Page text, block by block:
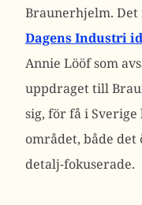
Braunerhjelm.
Dagens Industri
Annie Lööf som
uppdraget till
sig, för få i
området, både
detalj-fokuserade.